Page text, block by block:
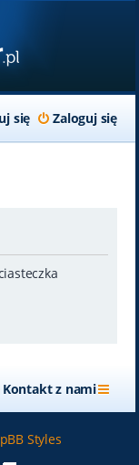
Zaloguj się
się
Kontakt z nami
Styles